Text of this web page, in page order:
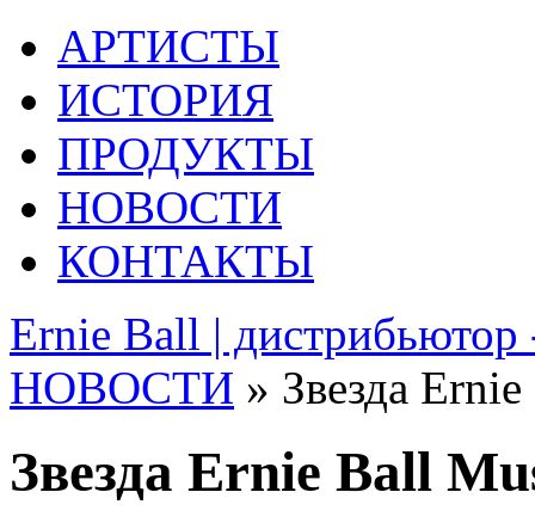
АРТИСТЫ
ИСТОРИЯ
ПРОДУКТЫ
НОВОСТИ
КОНТАКТЫ
Ernie Ball | дистрибьютор
НОВОСТИ » Звезда
Звезда Ernie Ball